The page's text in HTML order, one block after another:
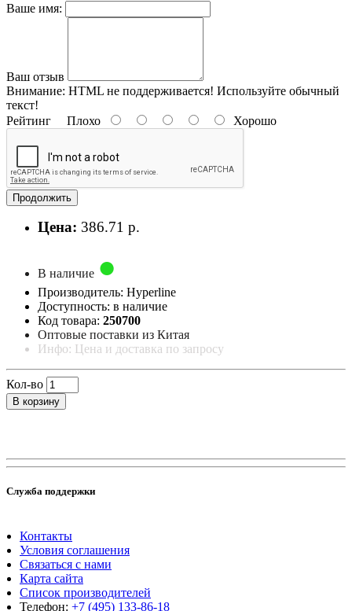
Ваше имя:
Ваш отзыв
Внимание: HTML не поддерживается! Используйте обычный
текст!
Рейтинг Плохо Хорошо
Продолжить
Цена: 386.71 р.
В наличие
Производитель: Hyperline
Доступность: в наличие
Код товара: 250700
Оптовые поставки из Китая
Инфо: Цена и доставка по запросу
Кол-во
В корзину
Служба поддержки
Контакты
Условия соглашения
Связаться с нами
Карта сайта
Список производителей
Телефон: +7 (495) 133-86-18